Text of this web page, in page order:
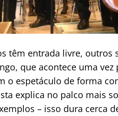
têm entrada livre, outros
que acontece uma
o espetáculo de forma
explica no palco mais
– isso dura cerca